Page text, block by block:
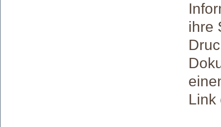
ihre
Link